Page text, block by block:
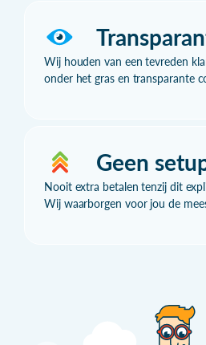
Wij houden van een tevreden
onder het gras en transparante
Geen
Nooit extra betalen tenzij dit
Wij waarborgen voor jou de